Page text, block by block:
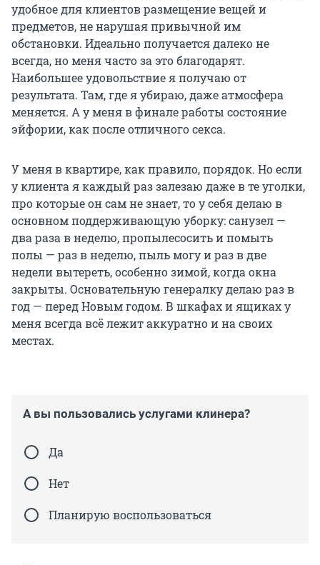
удобное для клиентов размещение вещей и
предметов, не нарушая привычной им
обстановки. Идеально получается далеко не
всегда, но меня часто за это благодарят.
Наибольшее удовольствие я получаю от
результата. Там, где я убираю, даже атмосфера
меняется. А у меня в финале работы состояние
эйфории, как после отличного секса.
У меня в квартире, как правило, порядок. Но если
у клиента я каждый раз залезаю даже в те уголки,
про которые он сам не знает, то у себя делаю в
основном поддерживающую уборку: санузел —
два раза в неделю, пропылесосить и помыть
полы — раз в неделю, пыль могу и раз в две
недели вытереть, особенно зимой, когда окна
закрыты. Основательную генералку делаю раз в
год — перед Новым годом. В шкафах и ящиках у
меня всегда всё лежит аккуратно и на своих
местах.
А вы пользовались услугами клинера?
Да
Нет
Планирую воспользоваться